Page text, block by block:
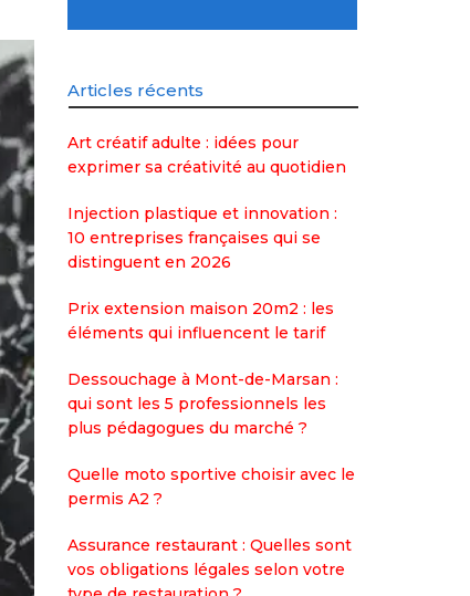
Articles récents
Art créatif adulte : idées pour
exprimer sa créativité au quotidien
Injection plastique et innovation :
10 entreprises françaises qui se
distinguent en 2026
Prix extension maison 20m2 : les
éléments qui influencent le tarif
Dessouchage à Mont-de-Marsan :
qui sont les 5 professionnels les
plus pédagogues du marché ?
Quelle moto sportive choisir avec le
permis A2 ?
Assurance restaurant : Quelles sont
vos obligations légales selon votre